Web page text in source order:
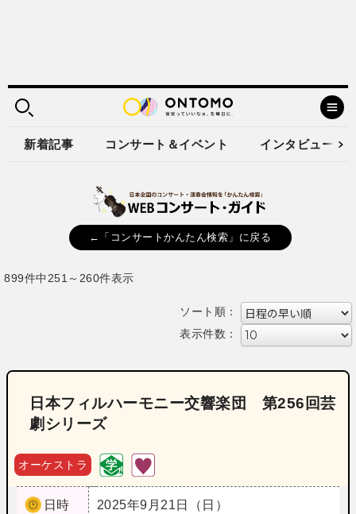
新着記事 コンサート＆イベント インタビュー
←「コンサートかんたん検索」に戻る
899件中251～260件表示
ソート順：
表示件数：
日本フィルハーモニー交響楽団 第256回芸
劇シリーズ
オーケストラ
日時
2025年9月21日（日）